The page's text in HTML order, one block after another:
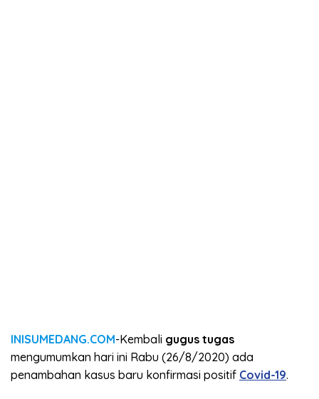
INISUMEDANG.COM-Kembali gugus tugas
mengumumkan hari ini Rabu (26/8/2020) ada
penambahan kasus baru konfirmasi positif Covid-19.